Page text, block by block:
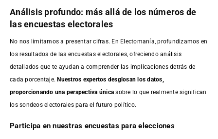
Análisis profundo: más allá de los números de
las encuestas electorales
No nos limitamos a presentar cifras. En Electomanía, profundizamos en
los resultados de las encuestas electorales, ofreciendo análisis
detallados que te ayudan a comprender las implicaciones detrás de
cada porcentaje.Nuestros expertos desglosan los datos,
proporcionando una perspectiva única sobre lo que realmente significan
los sondeos electorales para el futuro político.
Participa en nuestras encuestas para elecciones